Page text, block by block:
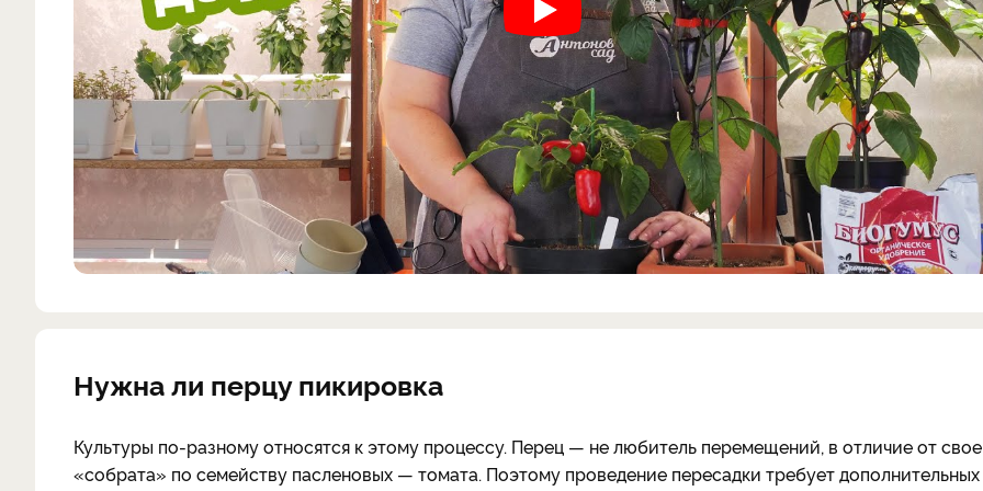
Нужна ли перцу пикировка
Культуры по-разному относятся к этому процессу. Перец — не любитель перемещений, в отличие от
«собрата» по семейству пасленовых — томата. Поэтому проведение пересадки требует дополнительных